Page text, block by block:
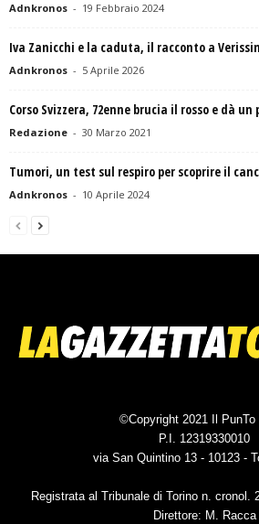
Adnkronos - 19 Febbraio 2024
Iva Zanicchi e la caduta, il racconto a
Adnkronos - 5 Aprile 2026
Corso Svizzera, 72enne brucia il rosso e dà
Redazione - 30 Marzo 2021
Tumori, un test sul respiro per scoprire il
Adnkronos - 10 Aprile 2024
©Copyright 2021 Il PunTo
P.I. 12319330010
via San Quintino 13 - 10123 -
Registrata al Tribunale di Torino n. cronol.
Direttore: M. Racca